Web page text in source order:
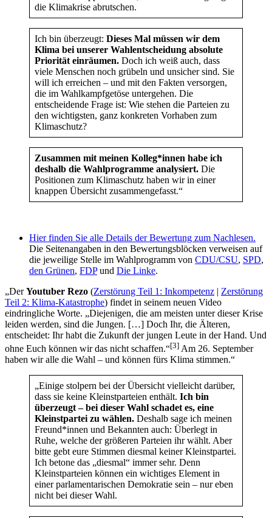
die Klimakrise abrutschen.
Ich bin überzeugt: Dieses Mal müssen wir dem
Klima bei unserer Wahlentscheidung absolute
Priorität einräumen. Doch ich weiß auch, dass
viele Menschen noch grübeln und unsicher sind. Sie
will ich erreichen – und mit den Fakten versorgen,
die im Wahlkampfgetöse untergehen. Die
entscheidende Frage ist: Wie stehen die Parteien zu
den wichtigsten, ganz konkreten Vorhaben zum
Klimaschutz?
Zusammen mit meinen Kolleg*innen habe ich
deshalb die Wahlprogramme analysiert. Die
Positionen zum Klimaschutz haben wir in einer
knappen Übersicht zusammengefasst.“
Hier finden Sie alle Details der Bewertung zum Nachlesen.
Die Seitenangaben in den Bewertungsblöcken verweisen auf
die jeweilige Stelle im Wahlprogramm von CDU/CSU, SPD,
den Grünen, FDPund Die Linke.
„DerYoutuber Rezo (Zerstörung Teil 1: Inkompetenz | Zerstörung
Teil 2: Klima-Katastrophe) findet in seinem neuen Video
eindringliche Worte. „Diejenigen, die am meisten unter dieser Krise
leiden werden, sind die Jungen. […] Doch Ihr, die Älteren,
entscheidet: Ihr habt die Zukunft der jungen Leute in der Hand. Und
ohne Euch können wir das nicht schaffen.“[3] Am 26. September
haben wir alle die Wahl – und können fürs Klima stimmen.“
„Einige stolpern bei der Übersicht vielleicht darüber,
dass sie keine Kleinstparteien enthält. Ich bin
überzeugt – bei dieser Wahl schadet es, eine
Kleinstpartei zu wählen. Deshalb sage ich meinen
Freund*innen und Bekannten auch: Überlegt in
Ruhe, welche der größeren Parteien ihr wählt. Aber
bitte gebt eure Stimmen diesmal keiner Kleinstpartei.
Ich betone das „diesmal“ immer sehr. Denn
Kleinstparteien können ein wichtiges Element in
einer parlamentarischen Demokratie sein – nur eben
nicht bei dieser Wahl.